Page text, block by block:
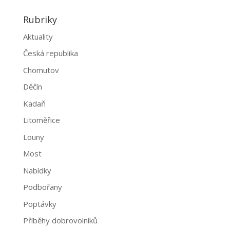
Rubriky
Aktuality
Česká republika
Chomutov
Děčín
Kadaň
Litoměřice
Louny
Most
Nabídky
Podbořany
Poptávky
Příběhy dobrovolníků